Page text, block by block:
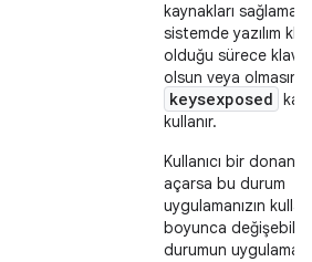
kaynakları
sistemde yazılım
olduğu sürece
olsun veya olmasın
keysexposed
kullanır.
Kullanıcı bir
açarsa bu durum
uygulamanızın
boyunca değişebilir.
durumun